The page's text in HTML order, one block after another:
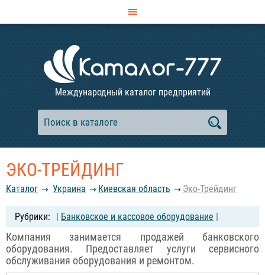
Международный каталог предприятий
ЭКО-ТРЕЙДИНГ
Каталог Украина Киевская область Эко-Трейдинг
| Банковское и кассовое оборудование |
Компания занимается продажей банковского
оборудования. Предоставляет услуги сервисного
обслуживания оборудования и ремонтом.